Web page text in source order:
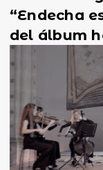
“Endecha
del álbum
Walsh